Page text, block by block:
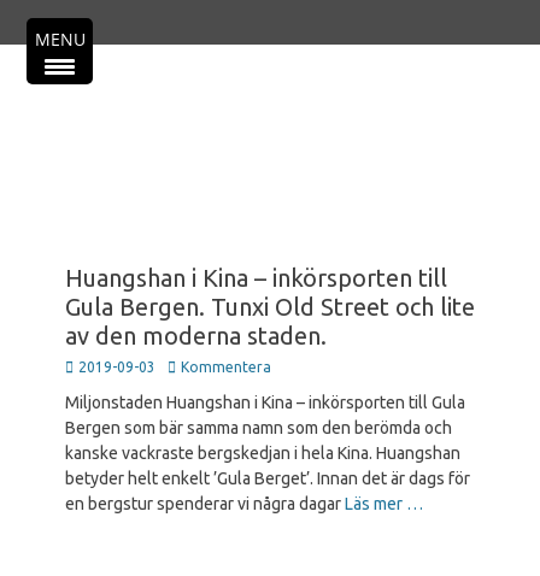
till
innehåll
Primär meny
Huangshan i Kina – inkörsporten till
Gula Bergen. Tunxi Old Street och lite
av den moderna staden.
Publicerad
2019-09-03 Kommentera
Miljonstaden Huangshan i Kina – inkörsporten till Gula
Bergen som bär samma namn som den berömda och
kanske vackraste bergskedjan i hela Kina. Huangshan
betyder helt enkelt ’Gula Berget’. Innan det är dags för
en bergstur spenderar vi några dagarLäs mer …
MENU